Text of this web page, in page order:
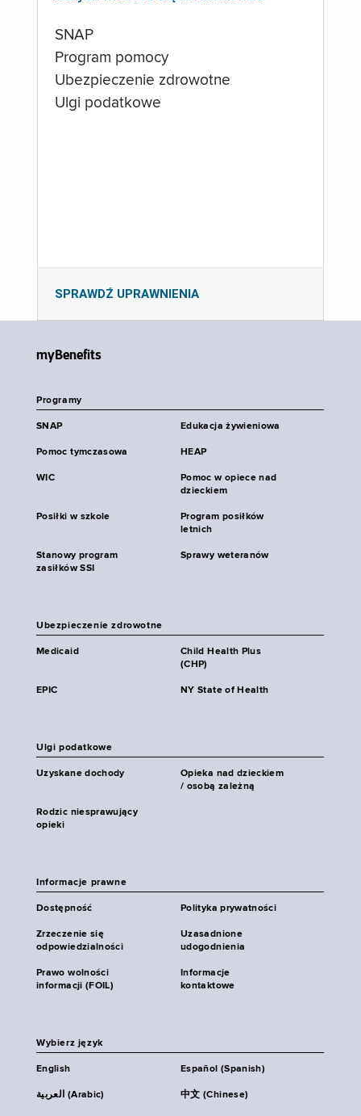
SNAP
Program pomocy
Ubezpieczenie zdrowotne
Ulgi podatkowe
SPRAWDŹ UPRAWNIENIA
myBenefits
Programy
SNAP Edukacja żywieniowa
Pomoc tymczasowa HEAP
WIC
Pomoc w opiece nad
dzieckiem
Posiłki w szkole
Program posiłków
letnich
Stanowy program
zasiłków SSI
Sprawy weteranów
Ubezpieczenie zdrowotne
Medicaid
Child Health Plus
(CHP)
EPIC NY State of Health
Ulgi podatkowe
Uzyskane dochody
Opieka nad dzieckiem
/ osobą zależną
Rodzic niesprawujący
opieki
Informacje prawne
Dostępność Polityka prywatności
Zrzeczenie się
odpowiedzialności
Uzasadnione
udogodnienia
Prawo wolności
informacji (FOIL)
Informacje
kontaktowe
Wybierz język
English Español (Spanish)
العربية (Arabic) 中文 (Chinese)